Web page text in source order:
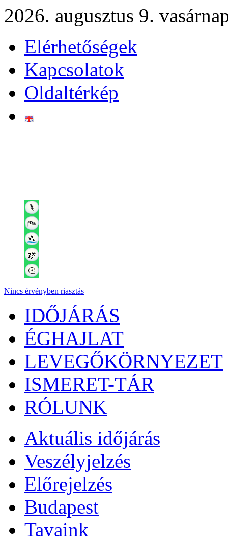
2026. augusztus 9.
Elérhetőségek
Kapcsolatok
Oldaltérkép
Nincs érvényben riasztás
IDŐJÁRÁS
ÉGHAJLAT
LEVEGŐKÖRNYEZET
ISMERET-TÁR
RÓLUNK
Aktuális időjárás
Veszélyjelzés
Előrejelzés
Budapest
Tavaink